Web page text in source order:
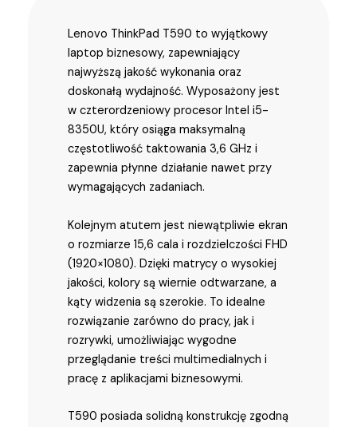
Lenovo ThinkPad T590 to wyjątkowy
laptop biznesowy, zapewniający
najwyższą jakość wykonania oraz
doskonałą wydajność. Wyposażony jest
w czterordzeniowy procesor Intel i5-
8350U, który osiąga maksymalną
częstotliwość taktowania 3,6 GHz i
zapewnia płynne działanie nawet przy
wymagających zadaniach.
Kolejnym atutem jest niewątpliwie ekran
o rozmiarze 15,6 cala i rozdzielczości FHD
(1920×1080). Dzięki matrycy o wysokiej
jakości, kolory są wiernie odtwarzane, a
kąty widzenia są szerokie. To idealne
rozwiązanie zarówno do pracy, jak i
rozrywki, umożliwiając wygodne
przeglądanie treści multimedialnych i
pracę z aplikacjami biznesowymi.
T590 posiada solidną konstrukcję zgodną